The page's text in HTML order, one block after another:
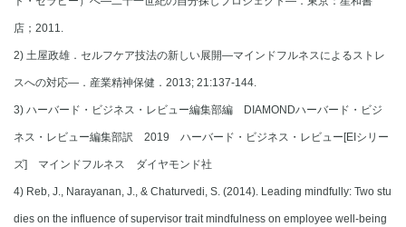
店；2011.
2) 土屋政雄．セルフケア技法の新しい展開―マインドフルネスによるストレ
スへの対応―．産業精神保健．2013; 21:137-144.
3) ハーバード・ビジネス・レビュー編集部編 DIAMONDハーバード・ビジ
ネス・レビュー編集部訳 2019 ハーバード・ビジネス・レビュー[EIシリー
ズ] マインドフルネス ダイヤモンド社
4) Reb, J., Narayanan, J., & Chaturvedi, S. (2014). Leading mindfully: Two stu
dies on the influence of supervisor trait mindfulness on employee well-being